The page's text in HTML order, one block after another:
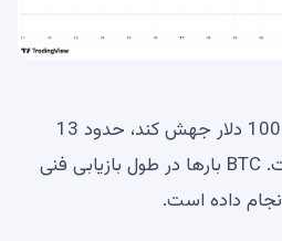
اگر از سطوح فعلی به 100000 دلار جهش کند، حدود 13
درصد افزایش خواهد داشت. BTC بارها در طول بازیابی فنی
داده است.